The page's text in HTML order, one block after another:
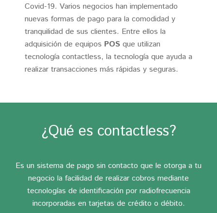
Covid-19. Varios negocios han implementado
nuevas formas de pago para la comodidad y
tranquilidad de sus clientes. Entre ellos la
adquisición de equipos POS que utilizan
tecnología contactless, la tecnología que ayuda a
realizar transacciones más rápidas y seguras.
¿Qué es contactless?
Es un sistema de pago sin contacto que le otorga a tu
negocio la facilidad de realizar cobros mediante
tecnologías de identificación por radiofrecuencia
incorporadas en tarjetas de crédito o débito.